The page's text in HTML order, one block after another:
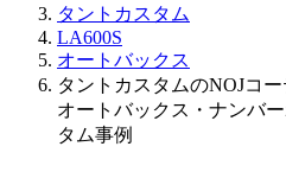
タントカスタム
LA600S
オートバックス
タントカスタムのNOJコ
オートバックス・ナンバ
タム事例